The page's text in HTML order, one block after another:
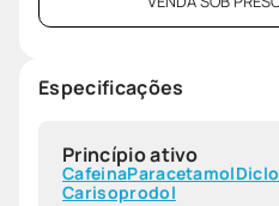
Especificações
Princípio ativo
CafeinaParacetamol
Carisoprodol